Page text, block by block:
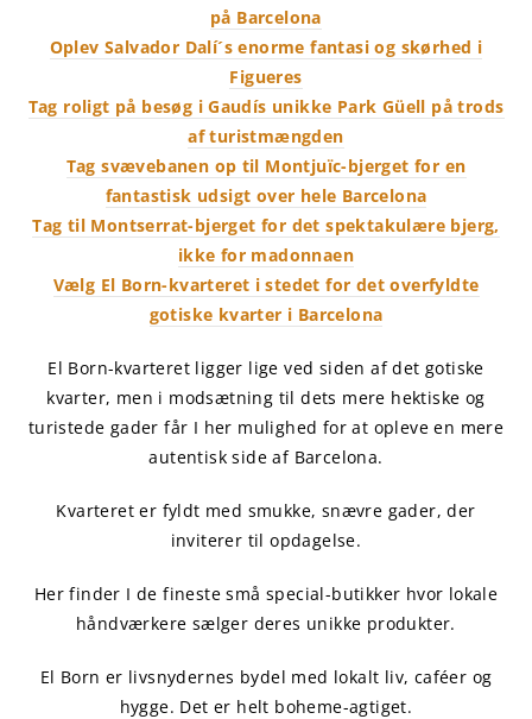
på Barcelona
Oplev Salvador Dalí´s enorme fantasi og skørhed i
Figueres
Tag roligt på besøg i Gaudís unikke Park Güell på trods
af turistmængden
Tag svævebanen op til Montjuïc-bjerget for en
fantastisk udsigt over hele Barcelona
Tag til Montserrat-bjerget for det spektakulære bjerg,
ikke for madonnaen
Vælg El Born-kvarteret i stedet for det overfyldte
gotiske kvarter i Barcelona
El Born-kvarteret ligger lige ved siden af det gotiske
kvarter, men i modsætning til dets mere hektiske og
turistede gader får I her mulighed for at opleve en mere
autentisk side af Barcelona.
Kvarteret er fyldt med smukke, snævre gader, der
inviterer til opdagelse.
Her finder I de fineste små special-butikker hvor lokale
håndværkere sælger deres unikke produkter.
El Born er livsnydernes bydel med lokalt liv, caféer og
hygge. Det er helt boheme-agtiget.